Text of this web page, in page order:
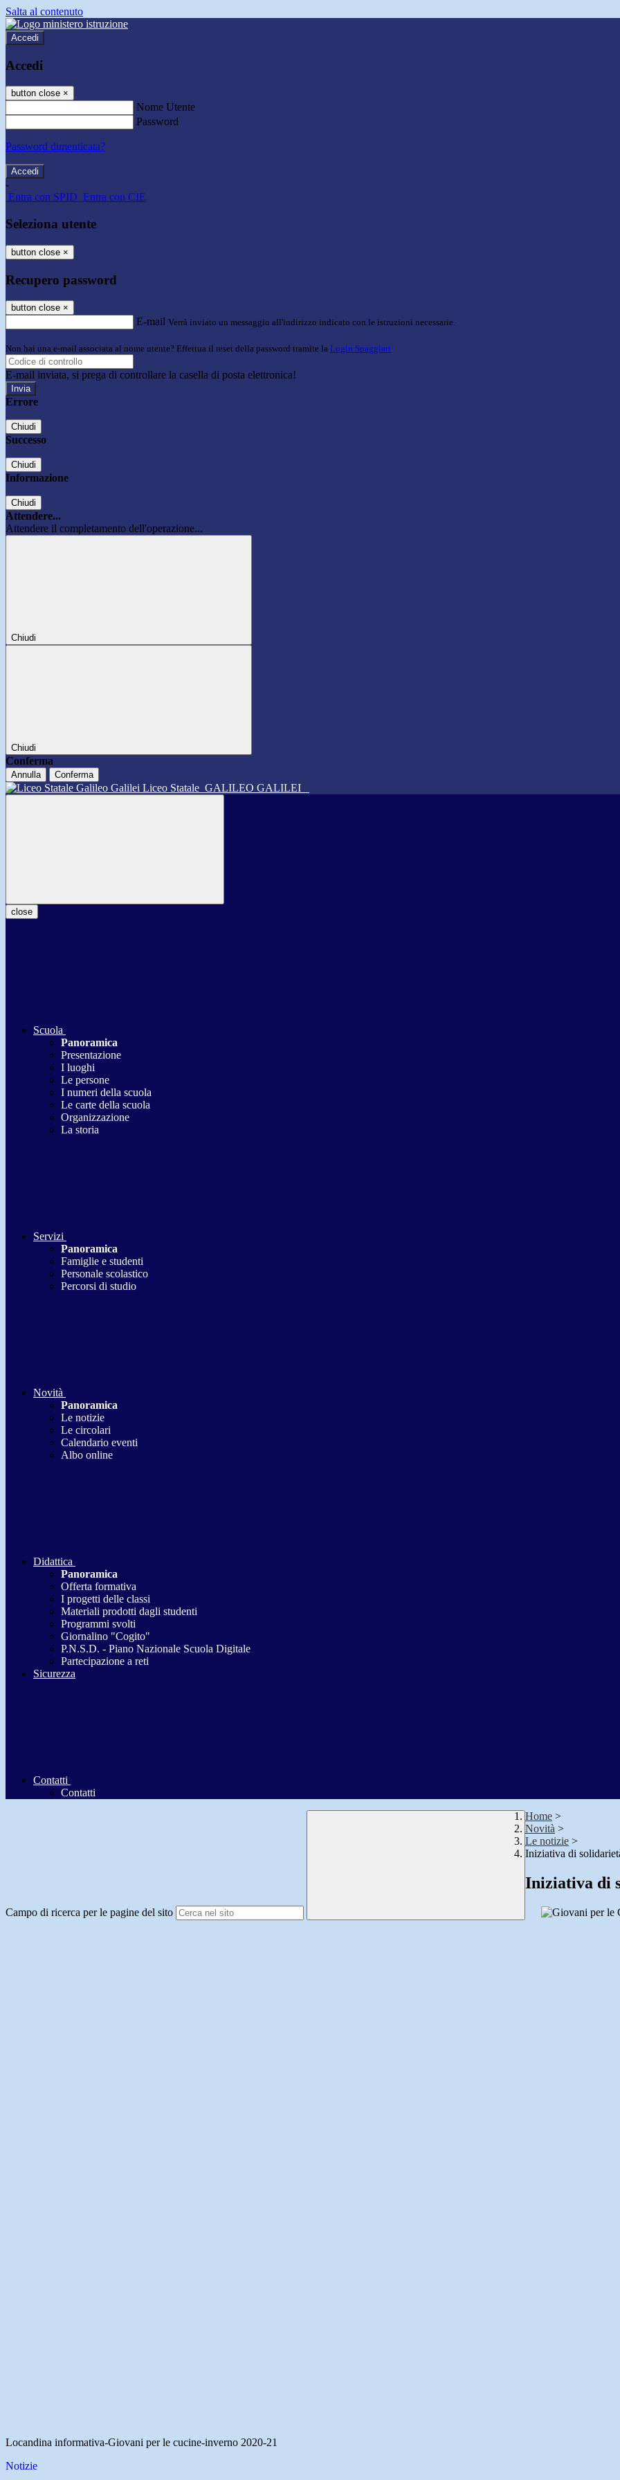
Salta al contenuto
Accedi
Accedi
button close ×
Nome Utente
Password
Password dimenticata?
-
Entra con SPID Entra con CIE
Seleziona utente
button close ×
Recupero password
button close ×
E-mail Verrà inviato un messaggio all'indirizzo indicato con le istruzioni necessarie.
Non hai una e-mail associata al nome utente? Effettua il reset della password tramite la Login Spaggiari
E-mail inviata, si prega di controllare la casella di posta elettronica!
Errore
Chiudi
Successo
Chiudi
Informazione
Chiudi
Attendere...
Attendere il completamento dell'operazione...
Chiudi
Chiudi
Conferma
Annulla Conferma
Liceo Statale GALILEO GALILEI
close
Scuola
Panoramica
Presentazione
I luoghi
Le persone
I numeri della scuola
Le carte della scuola
Organizzazione
La storia
Servizi
Panoramica
Famiglie e studenti
Personale scolastico
Percorsi di studio
Novità
Panoramica
Le notizie
Le circolari
Calendario eventi
Albo online
Didattica
Panoramica
Offerta formativa
I progetti delle classi
Materiali prodotti dagli studenti
Programmi svolti
Giornalino "Cogito"
P.N.S.D. - Piano Nazionale Scuola Digitale
Partecipazione a reti
Sicurezza
Contatti
Contatti
Campo di ricerca per le pagine del sito
Home >
Novità >
Le notizie >
Iniziativa di
Iniziativa di
Locandina informativa-Giovani per le cucine-inverno 2020-21
Notizie